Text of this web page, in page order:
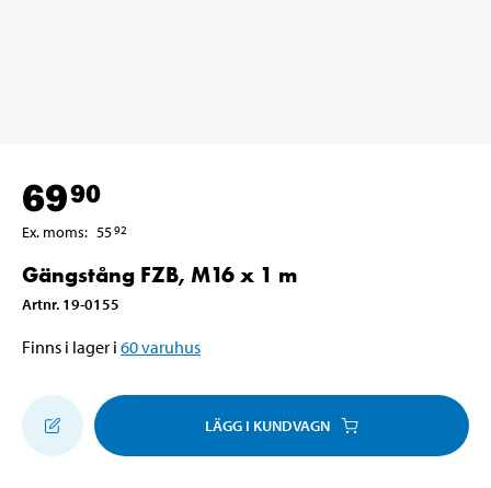
6990
Ex. moms: 5592
Gängstång FZB, M16 x 1 m
Artnr. 19-0155
Finns i lager i 60varuhus
LÄGG I KUNDVAGN